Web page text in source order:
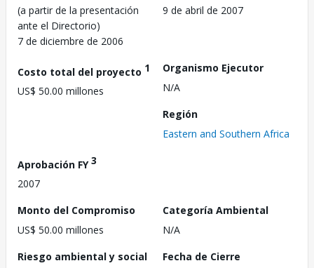
(a partir de la presentación
ante el Directorio)
7 de diciembre de 2006
9 de abril de 2007
Costo total del proyecto 1
US$ 50.00 millones
Organismo Ejecutor
N/A
Región
Eastern and Southern Africa
Aprobación FY3
2007
Monto del Compromiso
US$ 50.00 millones
Categoría Ambiental
N/A
Riesgo ambiental y social
Fecha de Cierre